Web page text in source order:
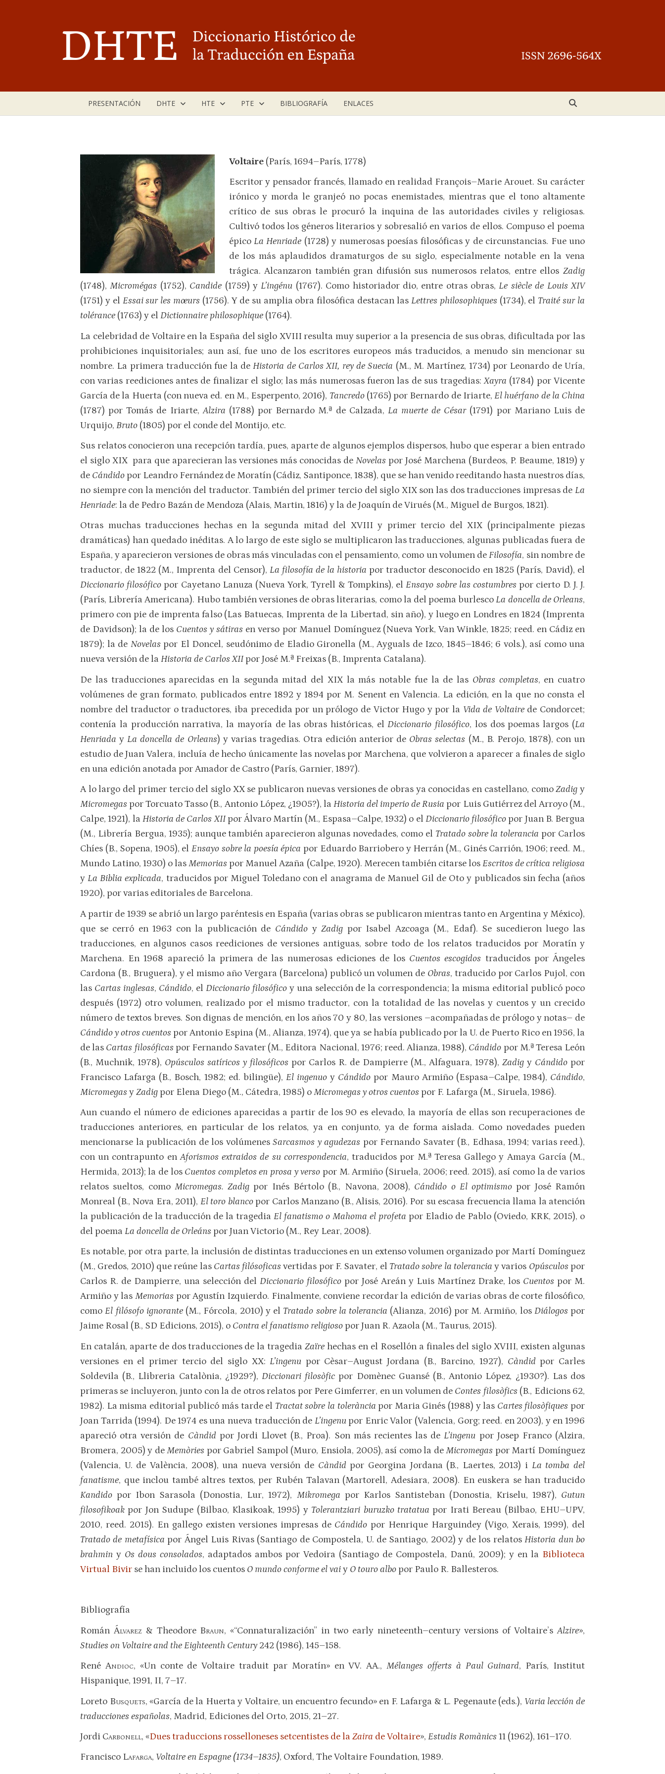
PRESENTACIÓN DHTE HTE PTE BIBLIOGRAFÍA ENLACES
Voltaire (París, 1694–París, 1778)
Escritor y pensador francés, llamado en realidad François–Marie Arouet. Su carácter
irónico y morda le granjeó no pocas enemistades, mientras que el tono altamente
crítico de sus obras le procuró la inquina de las autoridades civiles y religiosas.
Cultivó todos los géneros literarios y sobresalió en varios de ellos. Compuso el poema
épico La Henriade (1728) y numerosas poesías filosóficas y de circunstancias. Fue uno
de los más aplaudidos dramaturgos de su siglo, especialmente notable en la vena
trágica. Alcanzaron también gran difusión sus numerosos relatos, entre ellos Zadig
(1748),Micromégas (1752), Candide (1759) yL’ingénu (1767). Como historiador dio, entre otras obras,Le siècle de Louis XIV
(1751) y el Essai sur les mœurs (1756). Y de su amplia obra filosófica destacan las Lettres philosophiques (1734), el Traité sur la
tolérance (1763) y el Dictionnaire philosophique (1764).
La celebridad de Voltaire en la España del siglo XVIII resulta muy superior a la presencia de sus obras, dificultada por las
prohibiciones inquisitoriales; aun así, fue uno de los escritores europeos más traducidos, a menudo sin mencionar su
nombre. La primera traducción fue la deHistoria de Carlos XII, rey de Suecia (M., M. Martínez, 1734) por Leonardo de Uría,
con varias reediciones antes de finalizar el siglo; las más numerosas fueron las de sus tragedias:Xayra (1784) por Vicente
García de la Huerta (con nueva ed. en M., Esperpento, 2016), Tancredo (1765) por Bernardo de Iriarte,El huérfano de la China
(1787) por Tomás de Iriarte,Alzira (1788) por Bernardo M.ª de Calzada, La muerte de César (1791) por Mariano Luis de
Urquijo, Bruto (1805) por el conde del Montijo, etc.
Sus relatos conocieron una recepción tardía, pues, aparte de algunos ejemplos dispersos, hubo que esperar a bien entrado
el siglo XIX para que aparecieran las versiones más conocidas de Novelas por José Marchena (Burdeos, P. Beaume, 1819) y
de Cándido por Leandro Fernández de Moratín (Cádiz, Santiponce, 1838), que se han venido reeditando hasta nuestros días,
no siempre con la mención del traductor. También del primer tercio del siglo XIX son las dos traducciones impresas de La
Henriade: la de Pedro Bazán de Mendoza (Alais, Martin, 1816) y la de Joaquín de Virués (M., Miguel de Burgos, 1821).
Otras muchas traducciones hechas en la segunda mitad del XVIII y primer tercio del XIX (principalmente piezas
dramáticas) han quedado inéditas. A lo largo de este siglo se multiplicaron las traducciones, algunas publicadas fuera de
España, y aparecieron versiones de obras más vinculadas con el pensamiento, como un volumen deFilosofía, sin nombre de
traductor, de 1822 (M., Imprenta del Censor), La filosofía de la historia por traductor desconocido en 1825 (París, David), el
Dicciona­rio filosófico por Cayetano Lanuza (Nueva York, Tyrell & Tompkins), elEnsayo sobre las costumbres por cierto D. J. J.
(París, Librería Americana). Hubo también versiones de obras literarias, como la del poema burlescoLa doncella de Orleans,
primero con pie de imprenta falso (Las Batuecas, Imprenta de la Libertad, sin año), y luego en Londres en 1824 (Imprenta
de Davidson); la de los Cuentos y sátiras en verso por Manuel Domínguez (Nueva York, Van Winkle, 1825; reed. en Cádiz en
1879); la de Novelas por El Doncel, seudónimo de Eladio Gironella (M., Ayguals de Izco, 1845–1846; 6 vols.), así como una
nueva versión de la Historia de Carlos XIIpor José M.ª Freixas (B., Imprenta Catalana).
De las traducciones aparecidas en la segunda mitad del XIX la más notable fue la de las Obras completas, en cuatro
volúmenes de gran formato, publicados entre 1892 y 1894 por M. Senent en Valencia. La edición, en la que no consta el
nombre del traductor o traductores, iba precedida por un prólogo de Victor Hugo y por la Vida de Voltaire de Condorcet;
contenía la producción narrativa, la mayoría de las obras históricas, elDiccionario filosófico, los dos poemas largos (La
HenriadayLa doncella de Orleans) y varias tragedias. Otra edición anterior de Obras selectas (M., B. Perojo, 1878), con un
estudio de Juan Valera, incluía de hecho únicamente las novelas por Marchena, que volvieron a aparecer a finales de siglo
en una edición anotada por Amador de Castro (París, Garnier, 1897).
A lo largo del primer tercio del siglo XX se publicaron nuevas versiones de obras ya conocidas en castellano, comoZadigy
Micromegas por Torcuato Tasso (B., Antonio López, ¿1905?), la Historia del impe­rio de Rusia por Luis Gutiérrez del Arroyo (M.,
Calpe, 1921), la Historia de Carlos XIIpor Álvaro Martín (M., Espasa–Calpe, 1932) o el Diccionario filosófico por Juan B. Bergua
(M., Librería Bergua, 1935); aunque también aparecieron algunas novedades, como el Tratado sobre la tolerancia por Carlos
Chíes (B., Sopena, 1905), el Ensayo sobre la poesía épica por Eduardo Barriobero y Herrán (M., Ginés Carrión, 1906; reed. M.,
Mundo Latino, 1930) o lasMemorias por Manuel Azaña (Calpe, 1920). Merecen también citarse losEscritos de crítica religiosa
yLa Biblia explicada, traducidos por Miguel Toledano con el anagrama de Manuel Gil de Oto y publicados sin fecha (años
1920), por varias editoriales de Barcelona.
A partir de 1939 se abrió un largo paréntesis en España (varias obras se publicaron mientras tanto en Argentina y México),
que se cerró en 1963 con la publicación de Cándido yZadig por Isabel Azcoaga (M., Edaf). Se sucedieron luego las
traducciones, en algunos casos reediciones de versiones antiguas, sobre todo de los relatos traducidos por Moratín y
Marchena. En 1968 apareció la primera de las numerosas ediciones de los Cuentos escogidos traducidos por Ángeles
Cardona (B., Bruguera), y el mismo año Vergara (Barcelona) publicó un volumen de Obras, traducido por Carlos Pujol, con
las Cartas inglesas, Cándido, el Diccionario filosófico y una selección de la correspondencia; la misma editorial publicó poco
después (1972) otro volumen, realizado por el mismo traductor, con la totalidad de las novelas y cuentos y un crecido
número de textos breves. Son dignas de mención, en los años 70 y 80, las versiones –acompañadas de prólogo y notas– de
Cándido y otros cuentos por Antonio Espina (M., Alianza, 1974), que ya se había publicado por la U. de Puerto Rico en 1956, la
de las Cartas filosóficas por Fernando Savater (M., Editora Nacional, 1976; reed. Alianza, 1988), Cándido por M.ª Teresa León
(B., Muchnik, 1978), Opúsculos satíricos y fi­losóficos por Carlos R. de Dampierre (M., Alfaguara, 1978), Zadig y Cándido por
Francisco Lafarga (B., Bosch, 1982; ed. bilingüe), El ingenuoy Cándido por Mauro Armiño (Espasa–Calpe, 1984), Cándido,
Micromegas yZadig por Elena Diego (M., Cátedra, 1985) oMicromegas y otros cuentos por F. Lafarga (M., Siruela, 1986).
Aun cuando el número de ediciones aparecidas a partir de los 90 es elevado, la mayoría de ellas son recuperaciones de
traducciones anteriores, en particular de los relatos, ya en conjunto, ya de forma aislada. Como novedades pueden
mencionarse la publicación de los volúmenes Sarcasmos y agudezas por Fernando Savater (B., Edhasa, 1994; varias reed.),
con un contrapunto enAforismos extraidos de su correspondencia, traducidos por M.ª Teresa Gallego y Amaya García (M.,
Hermida, 2013); la de los Cuentos completos en prosa y verso por M. Armiño (Siruela, 2006; reed. 2015), así como la de varios
relatos sueltos, como Micromegas. Zadig por Inés Bértolo (B., Navona, 2008), Cándido o El optimismo por José Ramón
Monreal (B., Nova Era, 2011), El toro blancopor Carlos Manzano (B., Alisis, 2016). Por su escasa frecuencia llama la atención
la publicación de la traducción de la tragedia El fanatismo o Mahoma el profeta por Eladio de Pablo (Oviedo, KRK, 2015), o
del poema La doncella de Orleáns por Juan Victorio (M., Rey Lear, 2008).
Es notable, por otra parte, la inclusión de distintas traducciones en un extenso volumen organizado por Martí Domínguez
(M., Gredos, 2010) que reúne las Cartas filósoficasvertidas por F. Savater, el Tratado sobre la tolerancia y varios Opúsculos por
Carlos R. de Dampierre, una selección del Diccionario filosófico por José Areán y Luis Martínez Drake, los Cuentos por M.
Armiño y las Memorias por Agustín Izquierdo. Finalmente, conviene recordar la edición de varias obras de corte filosófico,
comoEl filósofo ignorante(M., Fórcola, 2010) y el Tratado sobre la tolerancia (Alianza, 2016) por M. Armiño, los Diálogos por
Jaime Rosal (B., SD Edicions, 2015), o Contra el fanatismo religioso por Juan R. Azaola (M., Taurus, 2015).
En catalán, aparte de dos traducciones de la tragediaZaïre hechas en el Rosellón a finales del siglo XVIII, existen algunas
versiones en el primer tercio del siglo XX:L’ingenu por Cèsar–August Jordana (B., Barcino, 1927), Càndid por Carles
Soldevila (B., Llibreria Catalònia, ¿1929?), Diccionari filosòfic por Domènec Guansé (B., Antonio López, ¿1930?). Las dos
primeras se incluyeron, junto con la de otros relatos por Pere Gimferrer, en un volumen de Contes filosòfics (B., Edicions 62,
1982). La misma editorial publicó más tarde el Tractat sobre la tolerància por Maria Ginés (1988) y las Cartes fi­losòfiques por
Joan Tarrida (1994). De 1974 es una nueva traducción de L’ingenu por Enric Valor (Valencia, Gorg; reed. en 2003), y en 1996
apareció otra versión de Càndid por Jordi Llovet (B., Proa). Son más recientes las deL’ingenu por Josep Franco (Alzira,
Bromera, 2005) y deMe­mòries por Gabriel Sampol (Muro, Ensiola, 2005), así como la deMicromegas por Martí Domínguez
(Valencia, U. de València, 2008), una nueva versión de Càndid por Georgina Jordana (B., Laertes, 2013) i La tomba del
fanatisme, que inclou també altres textos, per Rubén Talavan (Martorell, Adesiara, 2008). En euskera se han traducido
Kandido por Ibon Sarasola (Donostia, Lur, 1972), Mikro­mega por Karlos Santisteban (Donostia, Kriselu, 1987), Gutun
filosofikoak por Jon Sudupe (Bilbao, Klasikoak, 1995) y Tolerantziari buruzko tratatua por Irati Bereau (Bilbao, EHU–UPV,
2010, reed. 2015). En gallego existen versiones impresas de Cándido por Henrique Harguindey (Vigo, Xerais, 1999), del
Tratado de metafísica por Ángel Luis Rivas (Santiago de Compostela, U. de Santiago, 2002) y de los relatosHistoria dun bo
brahmin y Os dous consolados, adaptados ambos por Vedoira (Santiago de Compostela, Danú, 2009); y en la Biblioteca
Virtual Bivir se han incluido los cuentos O mundo conforme el vaiy O touro albo por Paulo R. Ballesteros.
Bibliografía
Román Álvarez & Theodore Braun, «“Connaturalización” in two early nineteenth–century versions of Voltaire’sAlzire»,
Studies on Voltaire and the Eighteenth Century 242 (1986), 145–158.
René Andioc, «Un conte de Voltaire traduit par Moratín» en VV. AA.,Mélanges offerts à Paul Guinard, París, Institut
Hispanique, 1991, II, 7–17.
Loreto Busquets, «García de la Huerta y Voltaire, un encuentro fecundo» en F. Lafarga & L. Pegenaute (eds.), Varia lección de
traducciones españolas, Madrid, Ediciones del Orto, 2015, 21–27.
Jordi Carbonell, «Dues traduccions rosselloneses setcentistes de la Zaira de Voltaire», Estudis Romànics 11 (1962), 161–170.
Francisco Lafarga, Voltaire en Espagne (1734­–1835), Oxford, The Voltaire Foundation, 1989.